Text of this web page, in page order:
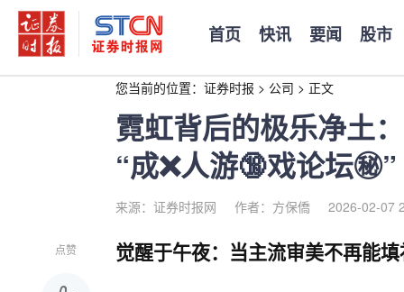
首页 快讯 要闻 股市
您当前的位置： 证券时报 > 公司 > 正文
霓虹背后的极乐净土
“成❌人游🔞戏论坛㊙️”
来源：证券时报网 作者：方保僑 2026-02-07
点赞 觉醒于午夜：当主流审美不再能